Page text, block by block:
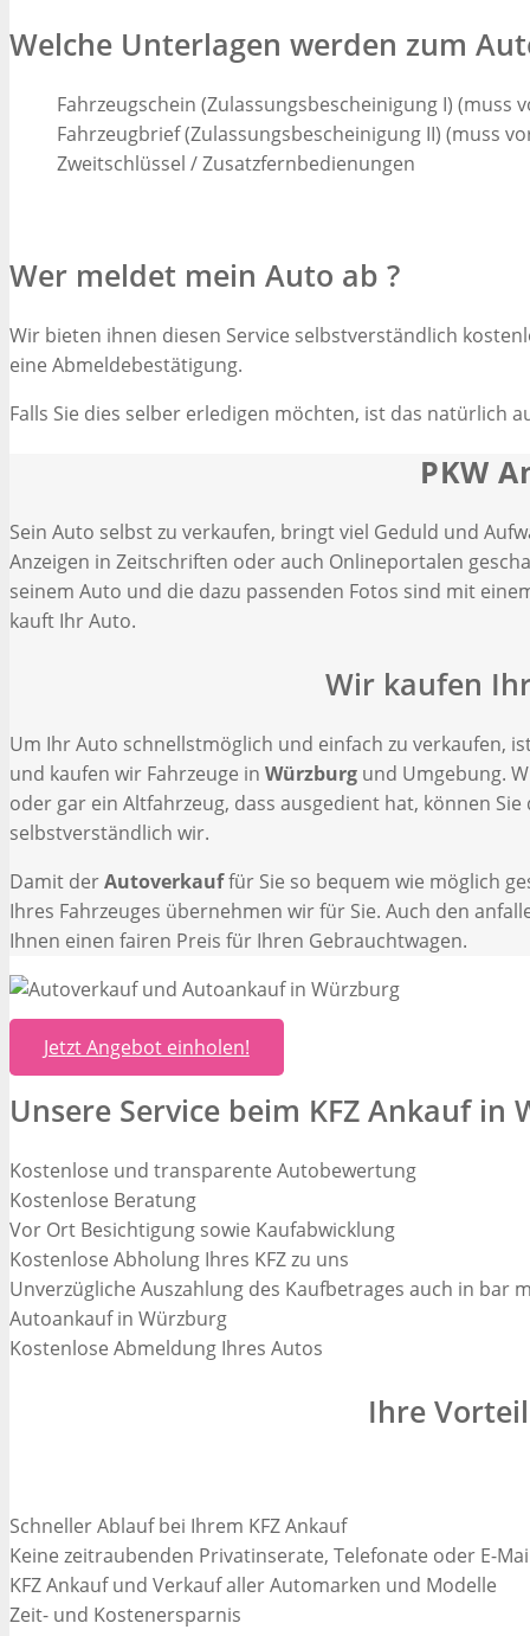
Welche Unterlagen werden zum
Fahrzeugschein (Zulassungsbescheinigung I) (muss
Fahrzeugbrief (Zulassungsbescheinigung II) (muss
Zweitschlüssel / Zusatzfernbedienungen
Wer meldet mein Auto ab ?
Wir bieten ihnen diesen Service selbstverständlich
eine Abmeldebestätigung.
Falls Sie dies selber erledigen möchten, ist das natürlich
PKW
Sein Auto selbst zu verkaufen, bringt viel Geduld und
Anzeigen in Zeitschriften oder auch Onlineportalen
seinem Auto und die dazu passenden Fotos sind mit
kauft Ihr Auto.
Wir kaufen
Um Ihr Auto schnellstmöglich und einfach zu verkaufen,
und kaufen wir Fahrzeuge in Würzburg und Umgebung.
oder gar ein Altfahrzeug, dass ausgedient hat, können
selbstverständlich wir.
Damit derAutoverkauffür Sie so bequem wie möglich
Ihres Fahrzeuges übernehmen wir für Sie. Auch den
Ihnen einen fairen Preis für Ihren Gebrauchtwagen.
Jetzt Angebot einholen!
Unsere Service beim KFZ Ankauf in
Kostenlose und transparente Autobewertung
Kostenlose Beratung
Vor Ort Besichtigung sowie Kaufabwicklung
Kostenlose Abholung Ihres KFZ zu uns
Unverzügliche Auszahlung des Kaufbetrages auch in bar
Autoankauf in Würzburg
Kostenlose Abmeldung Ihres Autos
Ihre
Schneller Ablauf bei Ihrem KFZ Ankauf
Keine zeitraubenden Privatinserate, Telefonate oder E-
KFZ Ankauf und Verkauf aller Automarken und Modelle
Zeit- und Kostenersparnis